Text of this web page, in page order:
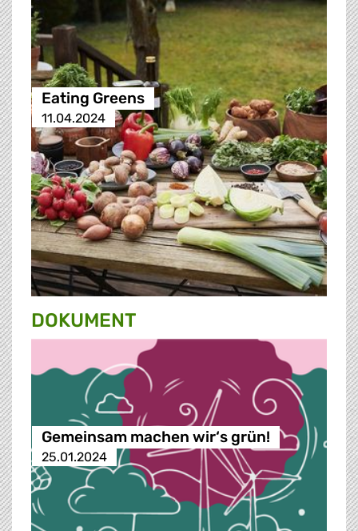
Eating Greens
11.04.2024
DOKUMENT
Gemeinsam machen wir‘s grün!
25.01.2024